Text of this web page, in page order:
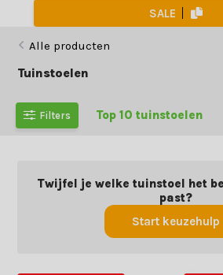
SALE
Alle producten
Tuinstoelen
Filters Top 10 tuinstoelen
Twijfel je welke tuinstoel het
past?
Start keuzehulp